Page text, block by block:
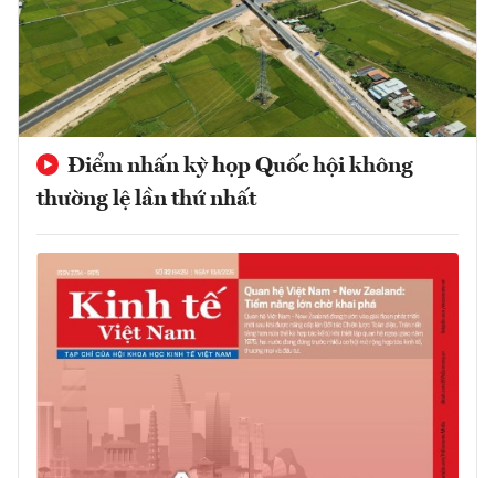
Điểm nhấn kỳ họp Quốc hội không
thường lệ lần thứ nhất